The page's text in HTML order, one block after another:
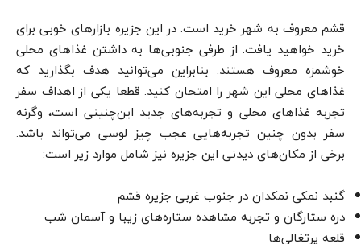
قشم معروف به شهر خرید است. در این جزیره بازارهای خوبی برای
خرید خواهید یافت. از طرفی جنوبی‌ها به داشتن غذاهای محلی
خوشمزه معروف هستند. بنابراین می‌توانید هدف بگذارید که
غذاهای محلی این شهر را امتحان کنید. قطعا یکی از اهداف سفر
تجربه غذاهای محلی و تجربه‌های جدید این‌چنینی است، وگرنه
سفر بدون چنین تجربه‌هایی عجب چیز لوسی می‌تواند باشد.
برخی از مکان‌های دیدنی این جزیره نیز شامل موارد زیر است:
گنبد نمکی نمکدان در جنوب غربی جزیره قشم
دره ستارگان و تجربه مشاهده ستاره‌های زیبا و آسمان شب
قلعه پرتغالی‌ها